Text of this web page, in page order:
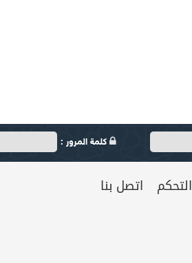
كلمة المرور :
التحكم اتصل بنا